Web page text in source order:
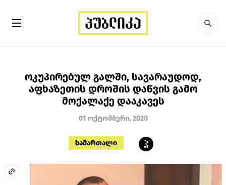
ოკუპირებულ გალში, სავარაუდოდ,
აფხაზეთის დროშის დაწვის გამო
მოქალაქე დააკავეს
01 ოქტომბერი, 2020
სამართალი